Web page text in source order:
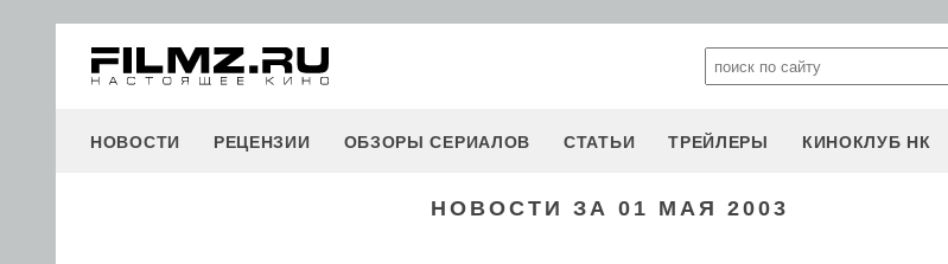
НОВОСТИ РЕЦЕНЗИИ ОБЗОРЫ СЕРИАЛОВ СТАТЬИ ТРЕЙЛЕРЫ КИНОКЛУБ НК
НОВОСТИ ЗА 01 МАЯ 2003